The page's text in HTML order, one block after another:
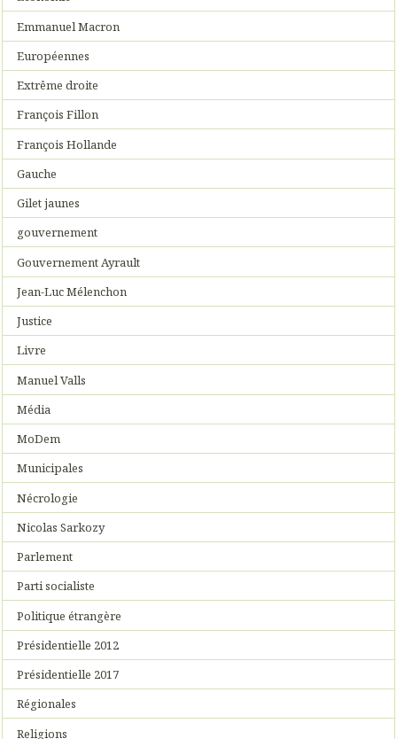
Emmanuel Macron
Européennes
Extrême droite
François Fillon
François Hollande
Gauche
Gilet jaunes
gouvernement
Gouvernement Ayrault
Jean-Luc Mélenchon
Justice
Livre
Manuel Valls
Média
MoDem
Municipales
Nécrologie
Nicolas Sarkozy
Parlement
Parti socialiste
Politique étrangère
Présidentielle 2012
Présidentielle 2017
Régionales
Religions